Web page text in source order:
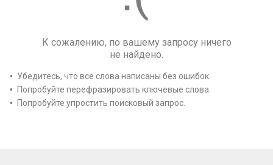
К сожалению, по вашему запросу ничего
не найдено.
Убедитесь, что все слова написаны без ошибок.
Попробуйте перефразировать ключевые слова.
Попробуйте упростить поисковый запрос.